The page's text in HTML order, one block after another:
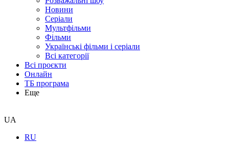
Новини
Серіали
Мультфільми
Фільми
Українські фільми і серіали
Всі категорії
Всі проєкти
Онлайн
ТБ програма
Еще
UA
RU